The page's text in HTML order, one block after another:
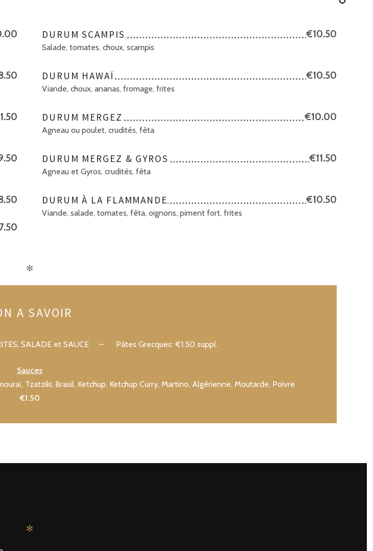
DURUM SCAMPIS
Salade, tomates, choux, scampis
€10.50
DURUM HAWAÏ
Viande, choux, ananas, fromage, frites
€10.50
DURUM MERGEZ
Agneau ou poulet, crudités, fêta
€10.00
DURUM MERGEZ & GYROS
Agneau et Gyros, crudités, fêta
€11.50
DURUM À LA FLAMMANDE
Viande, salade, tomates, fêta, oignons, piment fort, frites
€10.50
✻
A SAVOIR
SALADE et SAUCE – Pâtes Grecques: €1.50 suppl.
Sauces
Tzatziki, Brasil, Ketchup, Ketchup Curry, Martino, Algérienne, Moutarde, Poivre
€1.50
✻